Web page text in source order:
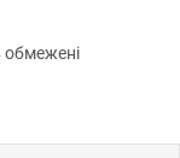
обмежені